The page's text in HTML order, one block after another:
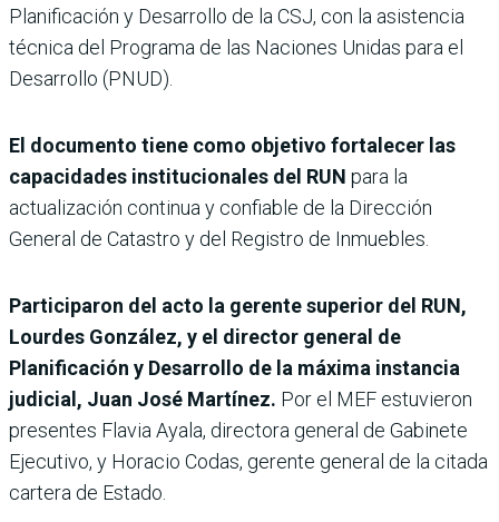
Planificación y Desarrollo de la CSJ, con la asistencia
técnica del Programa de las Naciones Unidas para el
Desarrollo (PNUD).
El documento tiene como objetivo fortalecer las
capacidades institucionales del RUN para la
actualización continua y confiable de la Dirección
General de Catastro y del Registro de Inmuebles.
Participaron del acto la gerente superior del RUN,
Lourdes González, y el director general de
Planificación y Desarrollo de la máxima instancia
judicial, Juan José Martínez. Por el MEF estuvieron
presentes Flavia Ayala, directora general de Gabinete
Ejecutivo, y Horacio Codas, gerente general de la citada
cartera de Estado.